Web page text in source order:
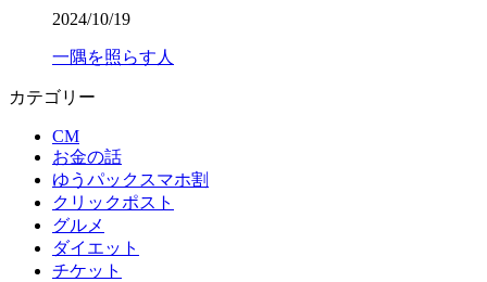
2024/10/19
一隅を照らす人
カテゴリー
CM
お金の話
ゆうパックスマホ割
クリックポスト
グルメ
ダイエット
チケット